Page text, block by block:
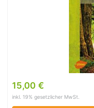
15,00 €
inkl. 19% gesetzlicher MwSt.